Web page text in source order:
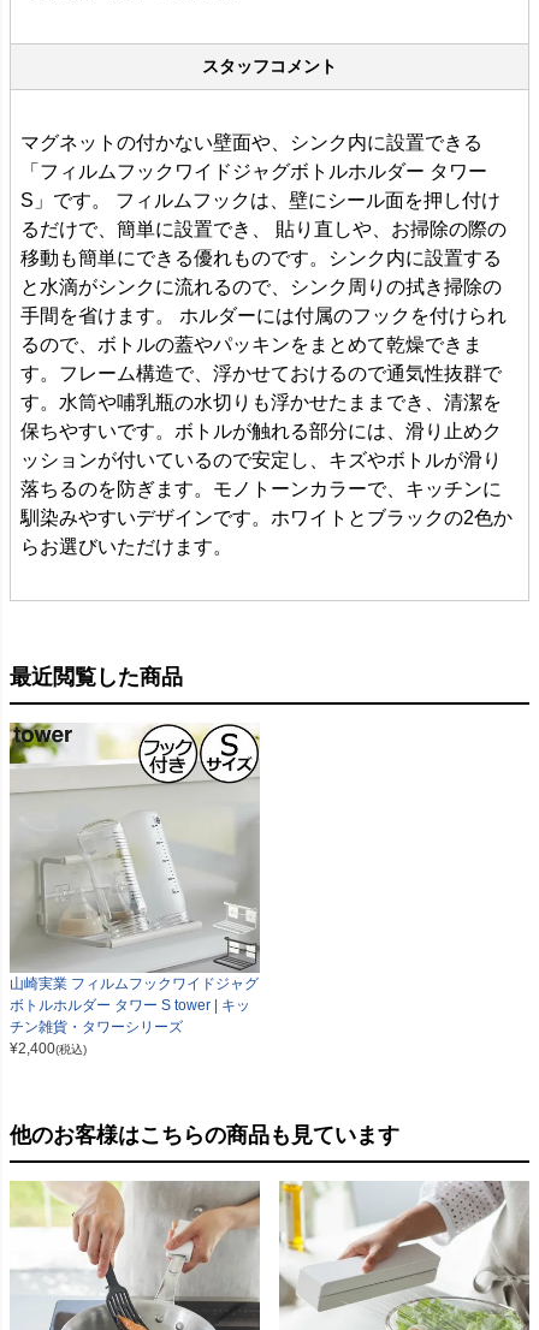
スタッフコメント
マグネットの付かない壁面や、シンク内に設置できる
「フィルムフックワイドジャグボトルホルダー タワー
S」です。 フィルムフックは、壁にシール面を押し付け
るだけで、簡単に設置でき、 貼り直しや、お掃除の際の
移動も簡単にできる優れものです。シンク内に設置する
と水滴がシンクに流れるので、シンク周りの拭き掃除の
手間を省けます。 ホルダーには付属のフックを付けられ
るので、ボトルの蓋やパッキンをまとめて乾燥できま
す。フレーム構造で、浮かせておけるので通気性抜群で
す。水筒や哺乳瓶の水切りも浮かせたままでき、清潔を
保ちやすいです。ボトルが触れる部分には、滑り止めク
ッションが付いているので安定し、キズやボトルが滑り
落ちるのを防ぎます。モノトーンカラーで、キッチンに
馴染みやすいデザインです。ホワイトとブラックの2色か
らお選びいただけます。
最近閲覧した商品
山崎実業 フィルムフックワイドジャグ
ボトルホルダー タワー S tower | キッ
チン雑貨・タワーシリーズ
¥2,400(税込)
他のお客様はこちらの商品も見ています